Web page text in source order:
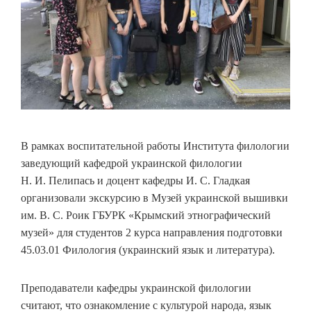
В рамках воспитательной работы Института филологии
заведующий кафедрой украинской филологии
Н. И. Пелипась и доцент кафедры И. С. Гладкая
организовали экскурсию в Музей украинской вышивки
им. В. С. Роик ГБУРК «Крымский этнографический
музей» для студентов 2 курса направления подготовки
45.03.01 Филология (украинский язык и литература).
Преподаватели кафедры украинской филологии
считают, что ознакомление с культурой народа, язык